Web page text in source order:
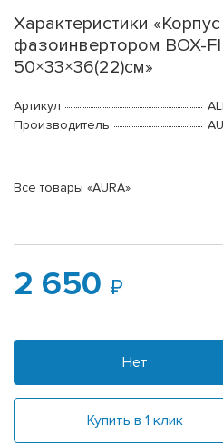
Характеристики
фазоинвертором BOX-
50×33×36(22)см»
Артикул
Производитель
Все товары «AURA»
2 650
Нет
Купить в 1 клик